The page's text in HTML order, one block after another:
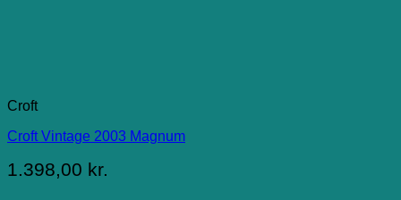
Croft
Croft Vintage 2003 Magnum
1.398,00 kr.